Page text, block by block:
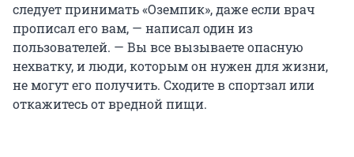
следует принимать «Оземпик», даже если врач
прописал его вам, — написал один из
пользователей. — Вы все вызываете опасную
нехватку, и люди, которым он нужен для жизни,
не могут его получить. Сходите в спортзал или
откажитесь от вредной пищи.